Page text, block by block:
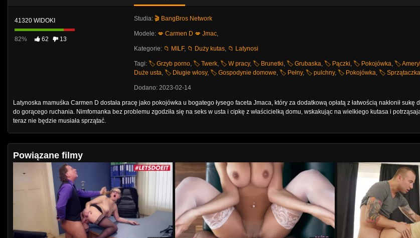
41320 WIDOKI
82% 62 13
Studia: 🎬 BangBros Network
Modele: 💋 Carmen D 💋 Jmac,
Kategorie: 📁 MILF, 📁 Duży kutas, 📁 Latynosi
Tagi: 🏷️ Grzyb porno, 🏷️ Twerk, 🏷️ W pracy, 🏷️ Brunetki, 🏷️ Grubaska, 🏷️ Pączki, 🏷️ Pokojówka, 🏷️
Duże usta, 🏷️ Długie włosy, 🏷️ Gospodynie domowe, 🏷️ Pełny, 🏷️ pulchny, 🏷️ Pokojówka, 🏷️ Sprzątaczka
Dodano: 2023-02-14
Latynoska mamuśka Carmen D dostała pracę jako pokojówka u bogatego łysego faceta Jmaca, który za dodatkową opłatą z łatwością nakłonił sukę
do gorącego ruchania. Nimfomanka bez problemu zgodziła się na seks w usta i cipkę z właścicielką domu, wskakując na wielkiego kutasa i
teraz nie będzie musiała sprzątać.
Powiązane filmy